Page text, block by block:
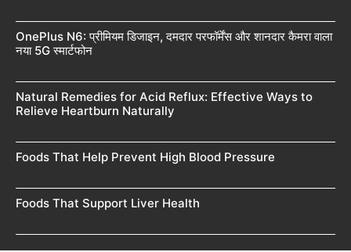
OnePlus N6: प्रीमियम डिजाइन, दमदार परफॉर्मेंस और शानदार कैमरा वाला
नया 5G स्मार्टफोन
Natural Remedies for Acid Reflux: Effective Ways to
Relieve Heartburn Naturally
Foods That Help Prevent High Blood Pressure
Foods That Support Liver Health